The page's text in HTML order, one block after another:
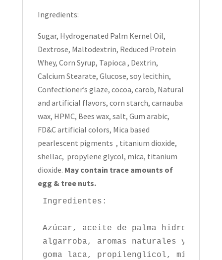
Ingredients:
Sugar, Hydrogenated Palm Kernel Oil,
Dextrose, Maltodextrin, Reduced Protein
Whey, Corn Syrup, Tapioca , Dextrin,
Calcium Stearate, Glucose, soy lecithin,
Confectioner’s glaze, cocoa, carob, Natural
and artificial flavors, corn starch, carnauba
wax, HPMC, Bees wax, salt, Gum arabic,
FD&C artificial colors, Mica based
pearlescent pigments , titanium dioxide,
shellac, propylene glycol, mica, titanium
dioxide. May contain trace amounts of
egg & tree nuts.
Ingredientes:
Azúcar, aceite de palma
algarroba, aromas naturales y
goma laca, propilenglicol, mica,